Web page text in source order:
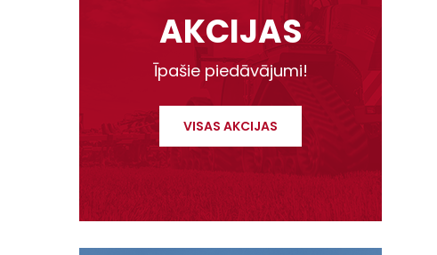
AKCIJAS
Īpašie piedāvājumi!
VISAS AKCIJAS